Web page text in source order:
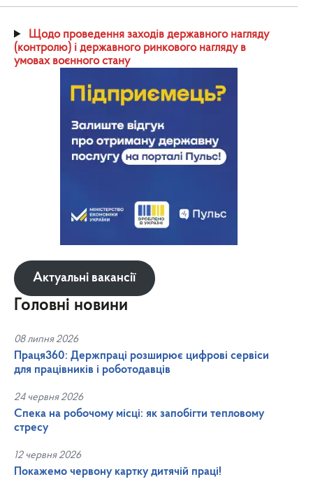
Щодо проведення заходів державного нагляду
(контролю) і державного ринкового нагляду в
умовах воєнного стану
Актуальні вакансії
Головні новини
08 липня 2026
Праця360: Держпраці розширює цифрові сервіси
для працівників і роботодавців
24 червня 2026
Спека на робочому місці: як запобігти тепловому
стресу
12 червня 2026
Покажемо червону картку дитячій праці!